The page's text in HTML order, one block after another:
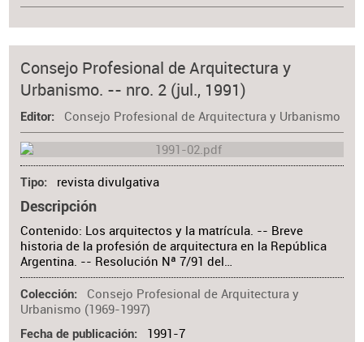
Consejo Profesional de Arquitectura y
Urbanismo. -- nro. 2 (jul., 1991)
Editor Consejo Profesional de Arquitectura y Urbanismo
Tipo revista divulgativa
Descripción
Contenido: Los arquitectos y la matrícula. -- Breve
historia de la profesión de arquitectura en la República
Argentina. -- Resolución Nª 7/91 del…
Colección
Consejo Profesional de Arquitectura y
Urbanismo (1969-1997)
Fecha de publicación 1991-7